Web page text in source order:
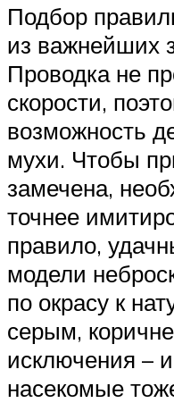
Подбор
из важнейших
Проводка не
скорости,
возможность
мухи. Чтобы
замечена,
точнее
правило,
модели
по окрасу к
серым,
исключения –
насекомые